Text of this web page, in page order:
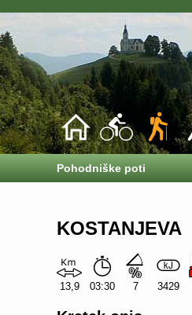
Pohodniške poti
KOSTANJEVA
13,9 03:30 7 3429